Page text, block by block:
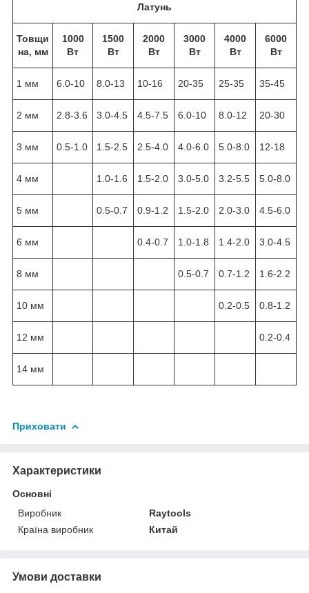
Латунь
Товщи
на, мм
1000
Вт
1500
Вт
2000
Вт
3000
Вт
4000
Вт
6000
Вт
1 мм 6.0-10 8.0-13 10-16 20-35 25-35 35-45
2 мм 2.8-3.6 3.0-4.5 4.5-7.5 6.0-10 8.0-12 20-30
3 мм 0.5-1.0 1.5-2.5 2.5-4.0 4.0-6.0 5.0-8.0 12-18
4 мм 1.0-1.6 1.5-2.0 3.0-5.0 3.2-5.5 5.0-8.0
5 мм 0.5-0.7 0.9-1.2 1.5-2.0 2.0-3.0 4.5-6.0
6 мм 0.4-0.7 1.0-1.8 1.4-2.0 3.0-4.5
8 мм 0.5-0.7 0.7-1.2 1.6-2.2
10 мм 0.2-0.5 0.8-1.2
12 мм 0.2-0.4
14 мм
Приховати
Характеристики
Основні
Виробник
Raytools
Країна виробник
Китай
Умови доставки